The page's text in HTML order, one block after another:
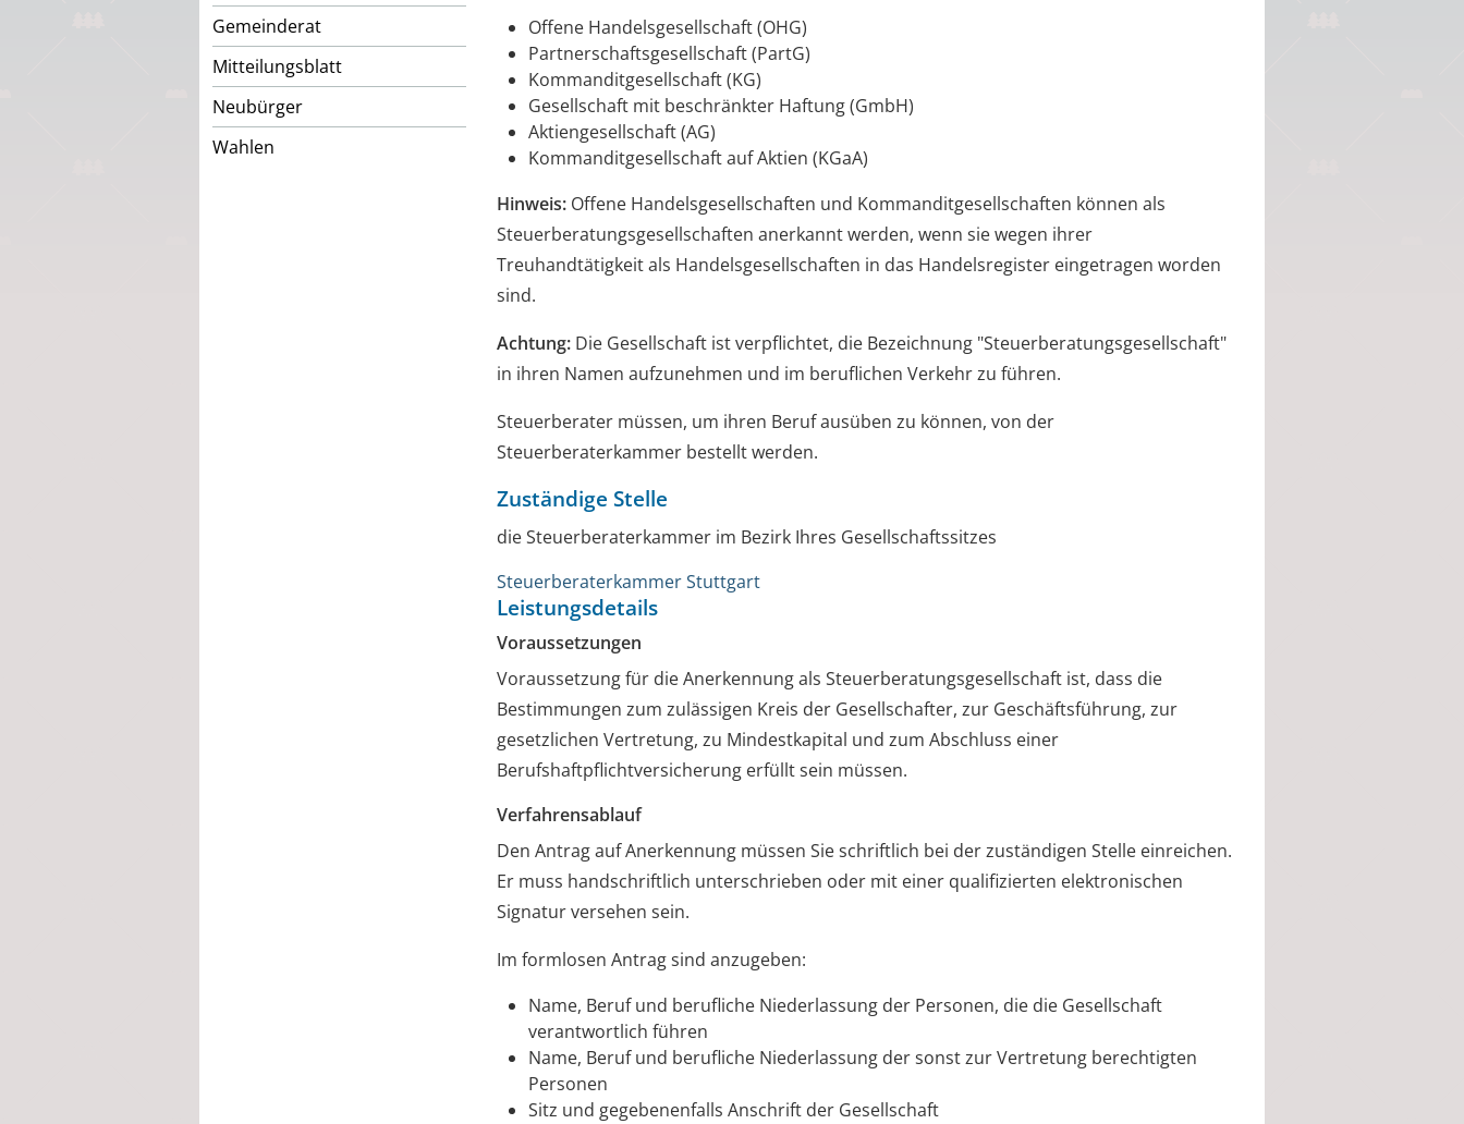
Gemeinderat
Mitteilungsblatt
Neubürger
Wahlen
Offene Handelsgesellschaft (OHG)
Partnerschaftsgesellschaft (PartG)
Kommanditgesellschaft (KG)
Gesellschaft mit beschränkter Haftung (GmbH)
Aktiengesellschaft (AG)
Kommanditgesellschaft auf Aktien (KGaA)
Hinweis: Offene Handelsgesellschaften und Kommanditgesellschaften können als
Steuerberatungsgesellschaften anerkannt werden, wenn sie wegen ihrer
Treuhandtätigkeit als Handelsgesellschaften in das Handelsregister eingetragen worden
sind.
Achtung: Die Gesellschaft ist verpflichtet, die Bezeichnung "Steuerberatungsgesellschaft"
in ihren Namen aufzunehmen und im beruflichen Verkehr zu führen.
Steuerberater müssen, um ihren Beruf ausüben zu können, von der
Steuerberaterkammer bestellt werden.
Zuständige Stelle
die Steuerberaterkammer im Bezirk Ihres Gesellschaftssitzes
Steuerberaterkammer Stuttgart
Leistungsdetails
Voraussetzungen
Voraussetzung für die Anerkennung als Steuerberatungsgesellschaft ist, dass die
Bestimmungen zum zulässigen Kreis der Gesellschafter, zur Geschäftsführung, zur
gesetzlichen Vertretung, zu Mindestkapital und zum Abschluss einer
Berufshaftpflichtversicherung erfüllt sein müssen.
Verfahrensablauf
Den Antrag auf Anerkennung müssen Sie schriftlich bei der zuständigen Stelle einreichen.
Er muss handschriftlich unterschrieben oder mit einer qualifizierten elektronischen
Signatur versehen sein.
Im formlosen Antrag sind anzugeben:
Name, Beruf und berufliche Niederlassung der Personen, die die Gesellschaft
verantwortlich führen
Name, Beruf und berufliche Niederlassung der sonst zur Vertretung berechtigten
Personen
Sitz und gegebenenfalls Anschrift der Gesellschaft